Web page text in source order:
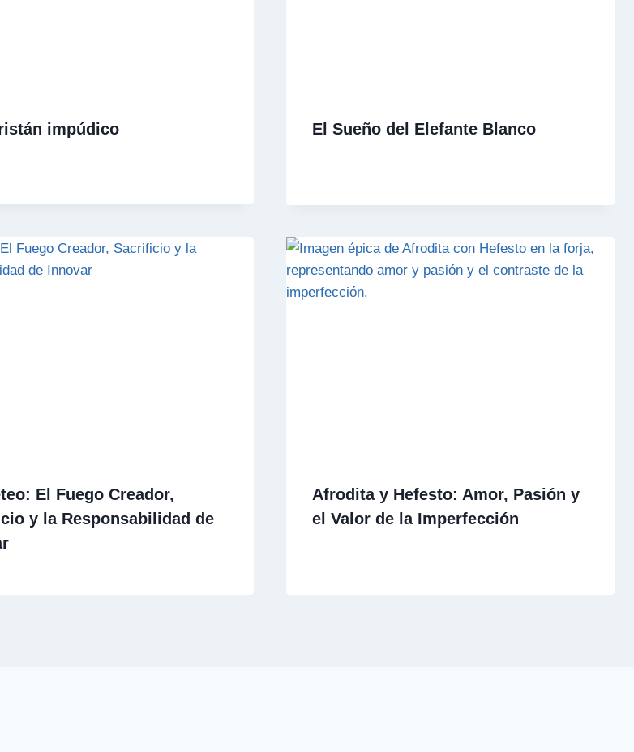
impúdico El Sueño del Elefante Blanco
El Fuego Creador,
y la Responsabilidad de
Afrodita y Hefesto: Amor, Pasión y
el Valor de la Imperfección